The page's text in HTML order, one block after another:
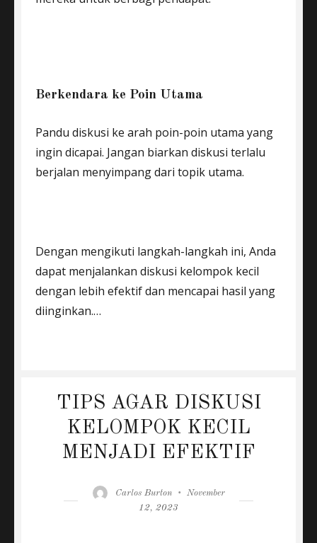
Berkendara ke Poin Utama
Pandu diskusi ke arah poin-poin utama yang
ingin dicapai. Jangan biarkan diskusi terlalu
berjalan menyimpang dari topik utama.
Dengan mengikuti langkah-langkah ini, Anda
dapat menjalankan diskusi kelompok kecil
dengan lebih efektif dan mencapai hasil yang
diinginkan.…
TIPS AGAR DISKUSI
KELOMPOK KECIL
MENJADI EFEKTIF
Author
Carlos Burton
Posted
November
12, 2023